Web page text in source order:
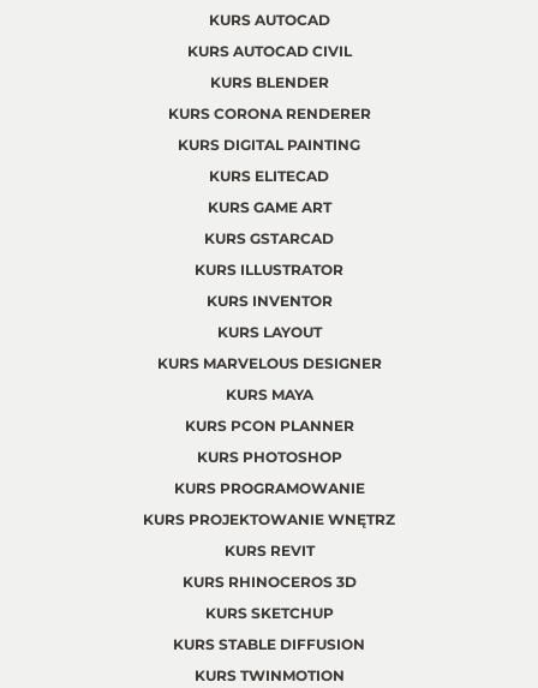
KURS AUTOCAD
KURS AUTOCAD CIVIL
KURS BLENDER
KURS CORONA RENDERER
KURS DIGITAL PAINTING
KURS ELITECAD
KURS GAME ART
KURS GSTARCAD
KURS ILLUSTRATOR
KURS INVENTOR
KURS LAYOUT
KURS MARVELOUS DESIGNER
KURS MAYA
KURS PCON PLANNER
KURS PHOTOSHOP
KURS PROGRAMOWANIE
KURS PROJEKTOWANIE WNĘTRZ
KURS REVIT
KURS RHINOCEROS 3D
KURS SKETCHUP
KURS STABLE DIFFUSION
KURS TWINMOTION